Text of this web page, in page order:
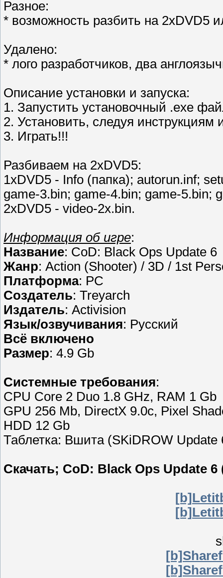
Разное:
* возможность разбить на 2xDVD5
Удалено:
* лого разработчиков, два
Описание установки и запуска:
1. Запустить установочный .exe
2. Установить, следуя инструкциям
3. Играть!!!
Разбиваем на 2xDVD5:
1xDVD5 - Info (папка); autorun.inf;
game-3.bin; game-4.bin; game-5.bin;
2xDVD5 - video-2x.bin.
Информация об игре:
Название: CoD: Black Ops Update 6
Жанр: Action (Shooter) / 3D / 1st
Платформа: PC
Создатель: Treyarch
Издатель: Activision
Язык/озвучивания: Русский
Всё включено
Размер: 4.9 Gb
Cистемные требования:
CPU Core 2 Duo 1.8 GHz, RAM 1 Gb
GPU 256 Mb, DirectX 9.0c, Pixel
HDD 12 Gb
Таблетка: Вшита (SKiDROW Update
Скачать; CoD: Black Ops Update 6